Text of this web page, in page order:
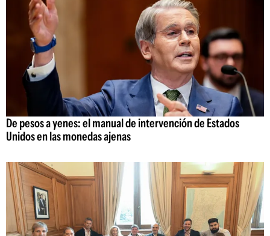
De pesos a yenes: el manual de intervención de Estados
Unidos en las monedas ajenas